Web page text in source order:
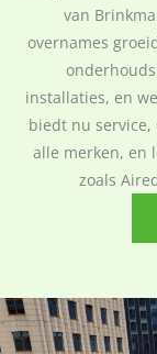
van
overnames
installaties, en
biedt nu
alle merken, en
zoals